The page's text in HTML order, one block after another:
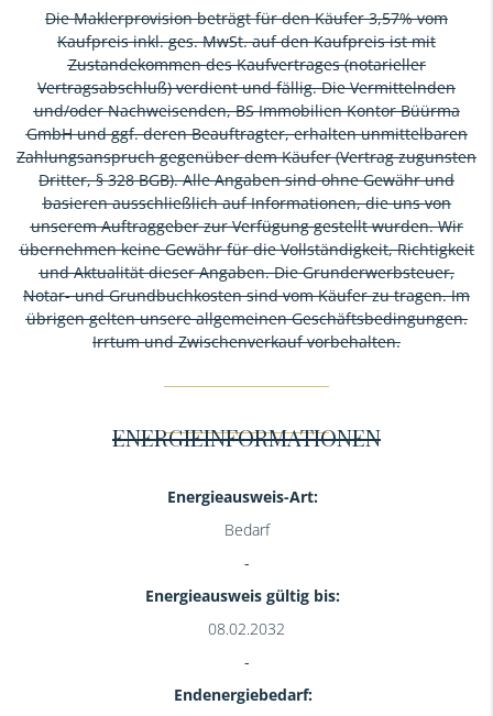
Die Maklerprovision beträgt für den Käufer 3,57% vom
Kaufpreis inkl. ges. MwSt. auf den Kaufpreis ist mit
Zustandekommen des Kaufvertrages (notarieller
Vertragsabschluß) verdient und fällig. Die Vermittelnden
und/oder Nachweisenden, BS Immobilien Kontor Büürma
GmbH und ggf. deren Beauftragter, erhalten unmittelbaren
Zahlungsanspruch gegenüber dem Käufer (Vertrag zugunsten
Dritter, § 328 BGB). Alle Angaben sind ohne Gewähr und
basieren ausschließlich auf Informationen, die uns von
unserem Auftraggeber zur Verfügung gestellt wurden. Wir
übernehmen keine Gewähr für die Vollständigkeit, Richtigkeit
und Aktualität dieser Angaben. Die Grunderwerbsteuer,
Notar- und Grundbuchkosten sind vom Käufer zu tragen. Im
übrigen gelten unsere allgemeinen Geschäftsbedingungen.
Irrtum und Zwischenverkauf vorbehalten.
ENERGIEINFORMATIONEN
Energieausweis-Art:
Bedarf
Energieausweis gültig bis:
08.02.2032
Endenergiebedarf: